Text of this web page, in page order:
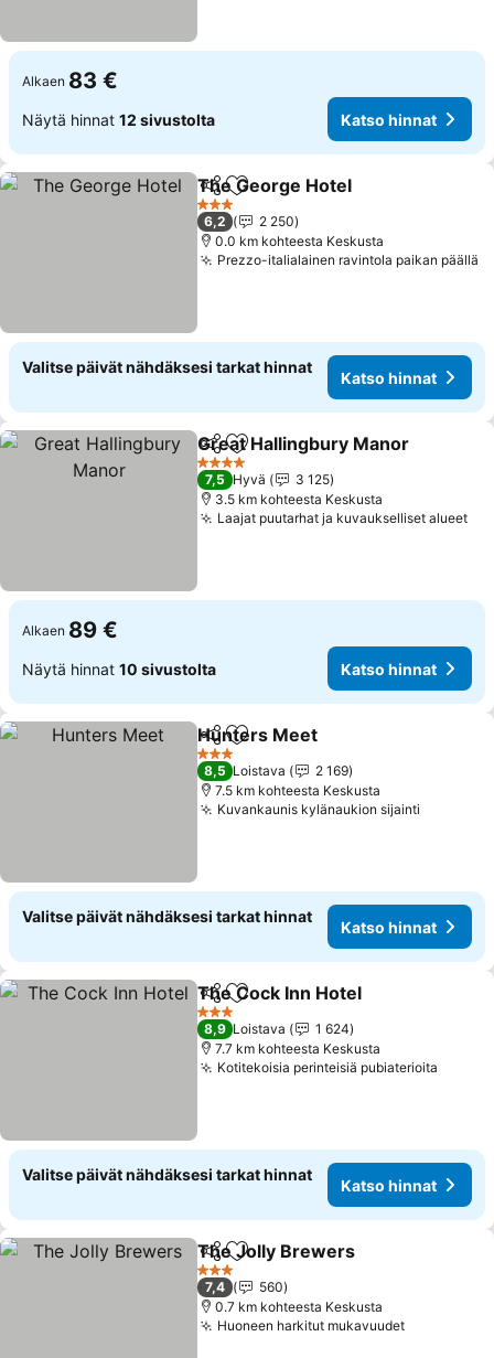
Alkaen 83 €
Näytä hinnat 12 sivustolta Katso hinnat
Jaa Lisää suosikkeihin
The George Hotel
3 Tähtiluokitus
6,2
2 250
0.0 km kohteesta Keskusta
Prezzo-italialainen ravintola paikan päällä
Valitse päivät nähdäksesi tarkat hinnat
Katso hinnat
Jaa Lisää suosikkeihin
Great Hallingbury Manor
4 Tähtiluokitus
7,5 Hyvä
3 125
3.5 km kohteesta Keskusta
Laajat puutarhat ja kuvaukselliset alueet
Alkaen 89 €
Näytä hinnat 10 sivustolta Katso hinnat
Jaa Lisää suosikkeihin
Hunters Meet
3 Tähtiluokitus
8,5 Loistava
2 169
7.5 km kohteesta Keskusta
Kuvankaunis kylänaukion sijainti
Valitse päivät nähdäksesi tarkat hinnat
Katso hinnat
Jaa Lisää suosikkeihin
The Cock Inn Hotel
3 Tähtiluokitus
8,9 Loistava
1 624
7.7 km kohteesta Keskusta
Kotitekoisia perinteisiä pubiaterioita
Valitse päivät nähdäksesi tarkat hinnat
Katso hinnat
Jaa Lisää suosikkeihin
The Jolly Brewers
3 Tähtiluokitus
7,4
560
0.7 km kohteesta Keskusta
Huoneen harkitut mukavuudet